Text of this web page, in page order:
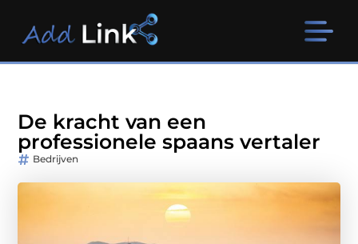
De kracht van een
professionele spaans vertaler
Bedrijven